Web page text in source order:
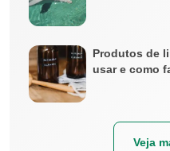
Produtos de
usar e como
Veja